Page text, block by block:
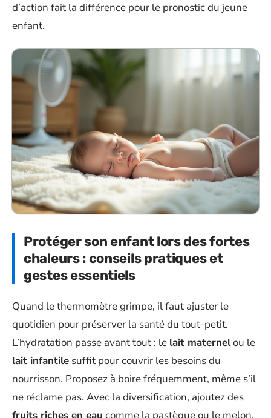
d’action fait la différence pour le pronostic du jeune
enfant.
Protéger son enfant lors des fortes
chaleurs : conseils pratiques et
gestes essentiels
Quand le thermomètre grimpe, il faut ajuster le
quotidien pour préserver la santé du tout-petit.
L’hydratation passe avant tout : le lait maternelou le
lait infantile suffit pour couvrir les besoins du
nourrisson. Proposez à boire fréquemment, même s’il
ne réclame pas. Avec la diversification, ajoutez des